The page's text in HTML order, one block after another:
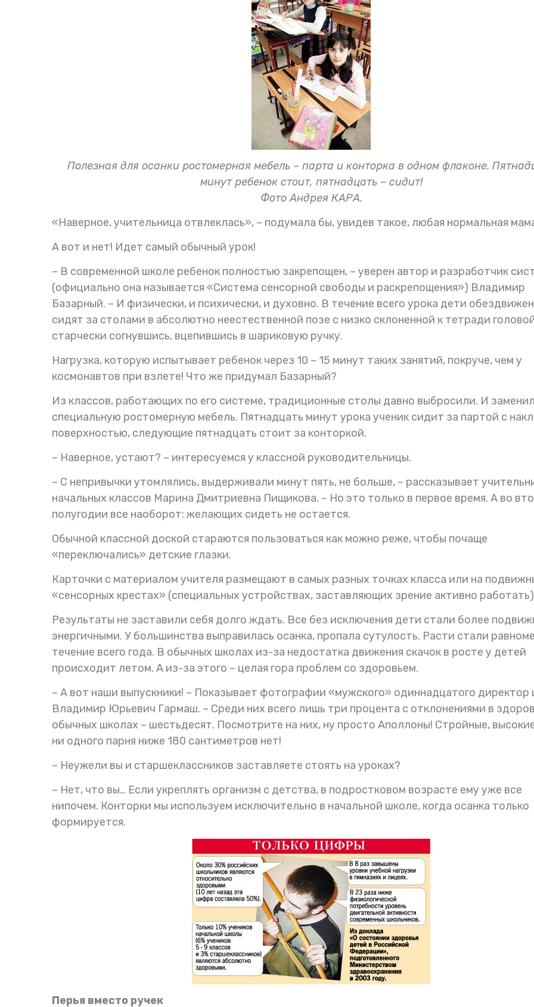
Полезная для осанки ростомерная мебель – парта и конторка в одном флаконе.
минут ребенок стоит, пятнадцать – сидит!
Фото Андрея КАРА.
«Наверное, учительница отвлеклась», – подумала бы, увидев такое, любая нормальная
А вот и нет! Идет самый обычный урок!
– В современной школе ребенок полностью закрепощен, – уверен автор и разработчик
(официально она называется «Система сенсорной свободы и раскрепощения») Владимир
Базарный. – И физически, и психически, и духовно. В течение всего урока дети
сидят за столами в абсолютно неестественной позе с низко склоненной к тетради
старчески согнувшись, вцепившись в шариковую ручку.
Нагрузка, которую испытывает ребенок через 10 – 15 минут таких занятий, покруче, чем у
космонавтов при взлете! Что же придумал Базарный?
Из классов, работающих по его системе, традиционные столы давно выбросили. И
специальную ростомерную мебель. Пятнадцать минут урока ученик сидит за партой с
поверхностью, следующие пятнадцать стоит за конторкой.
– Наверное, устают? – интересуемся у классной руководительницы.
– С непривычки утомлялись, выдерживали минут пять, не больше, – рассказывает
начальных классов Марина Дмитриевна Пищикова. – Но это только в первое время. А во
полугодии все наоборот: желающих сидеть не остается.
Обычной классной доской стараются пользоваться как можно реже, чтобы почаще
«переключались» детские глазки.
Карточки с материалом учителя размещают в самых разных точках класса или на
«сенсорных крестах» (специальных устройствах, заставляющих зрение активно
Результаты не заставили себя долго ждать. Все без исключения дети стали более
энергичными. У большинства выправилась осанка, пропала сутулость. Расти стали
течение всего года. В обычных школах из-за недостатка движения скачок в росте у детей
происходит летом. А из-за этого – целая гора проблем со здоровьем.
– А вот наши выпускники! – Показывает фотографии «мужского» одиннадцатого директор
Владимир Юрьевич Гармаш. – Среди них всего лишь три процента с отклонениями в
обычных школах – шестьдесят. Посмотрите на них, ну просто Аполлоны! Стройные,
ни одного парня ниже 180 сантиметров нет!
– Неужели вы и старшеклассников заставляете стоять на уроках?
– Нет, что вы… Если укреплять организм с детства, в подростковом возрасте ему уже все
нипочем. Конторки мы используем исключительно в начальной школе, когда осанка только
формируется.
Перья вместо ручек